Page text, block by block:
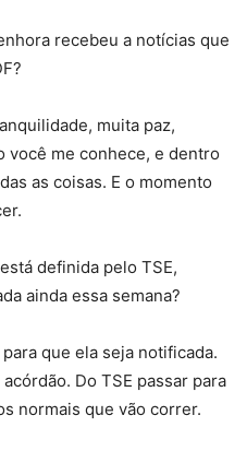
recebeu a notícias que
muita paz,
você me conhece, e dentro
as coisas. E o momento
definida pelo TSE,
ainda essa semana?
que ela seja notificada.
Do TSE passar para
normais que vão correr.